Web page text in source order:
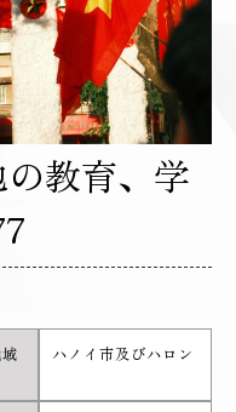
教育、学
ハノイ市及びハロン